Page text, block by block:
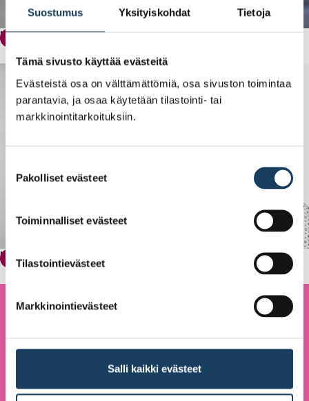
Suostumus Yksityiskohdat Tietoja
Tämä sivusto käyttää evästeitä
Evästeistä osa on välttämättömiä, osa sivuston toimintaa
parantavia, ja osaa käytetään tilastointi- tai
markkinointitarkoituksiin.
valinta
Pakolliset evästeet
Toiminnalliset evästeet
Tilastointievästeet
Markkinointievästeet
Salli kaikki evästeet
Kuukauden yhtiö: Auroora
Kuukauden yhtiö
Kuukauden yhtiö: Spinnova Oyj